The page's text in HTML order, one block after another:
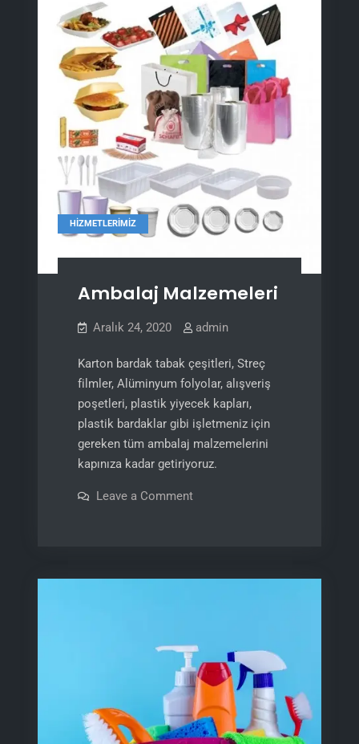
HIZMETLERIMIZ
Ambalaj Malzemeleri
Aralık 24, 2020 admin
Karton bardak tabak çeşitleri, Streç
filmler, Alüminyum folyolar, alışveriş
poşetleri, plastik yiyecek kapları,
plastik bardaklar gibi işletmeniz için
gereken tüm ambalaj malzemelerini
kapınıza kadar getiriyoruz.
Leave a Commenton